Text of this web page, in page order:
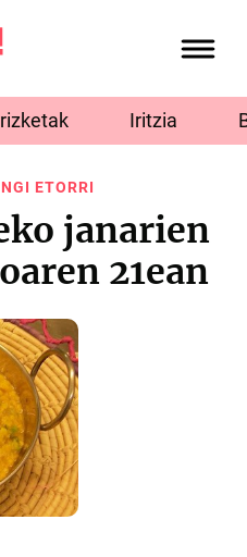
Iritzia
ETORRI
janarien
21ean